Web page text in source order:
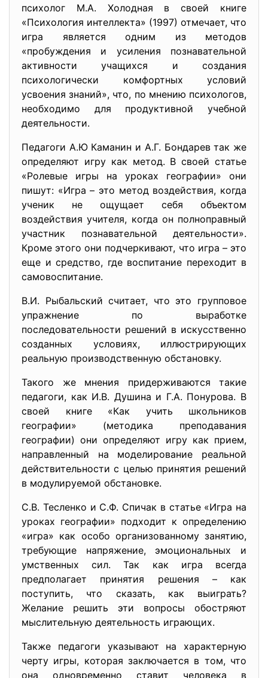
психолог М.А. Холодная в своей книге
«Психология интеллекта» (1997) отмечает, что
игра является одним из методов
«пробуждения и усиления познавательной
активности учащихся и создания
психологически комфортных условий
усвоения знаний», что, по мнению психологов,
необходимо для продуктивной учебной
деятельности.
Педагоги А.Ю Каманин и А.Г. Бондарев так же
определяют игру как метод. В своей статье
«Ролевые игры на уроках географии» они
пишут: «Игра – это метод воздействия, когда
ученик не ощущает себя объектом
воздействия учителя, когда он полноправный
участник познавательной деятельности».
Кроме этого они подчеркивают, что игра – это
еще и средство, где воспитание переходит в
самовоспитание.
В.И. Рыбальский считает, что это групповое
упражнение по выработке
последовательности решений в искусственно
созданных условиях, иллюстрирующих
реальную производственную обстановку.
Такого же мнения придерживаются такие
педагоги, как И.В. Душина и Г.А. Понурова. В
своей книге «Как учить школьников
географии» (методика преподавания
географии) они определяют игру как прием,
направленный на моделирование реальной
действительности с целью принятия решений
в модулируемой обстановке.
С.В. Тесленко и С.Ф. Спичак в статье «Игра на
уроках географии» подходит к определению
«игра» как особо организованному занятию,
требующие напряжение, эмоциональных и
умственных сил. Так как игра всегда
предполагает принятия решения – как
поступить, что сказать, как выиграть?
Желание решить эти вопросы обостряют
мыслительную деятельность играющих.
Также педагоги указывают на характерную
черту игры, которая заключается в том, что
она одновременно ставит человека в